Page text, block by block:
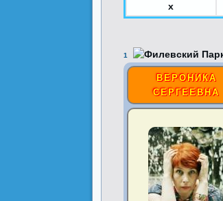
x
1
ВЕРОНИКА
СЕРГЕЕВНА